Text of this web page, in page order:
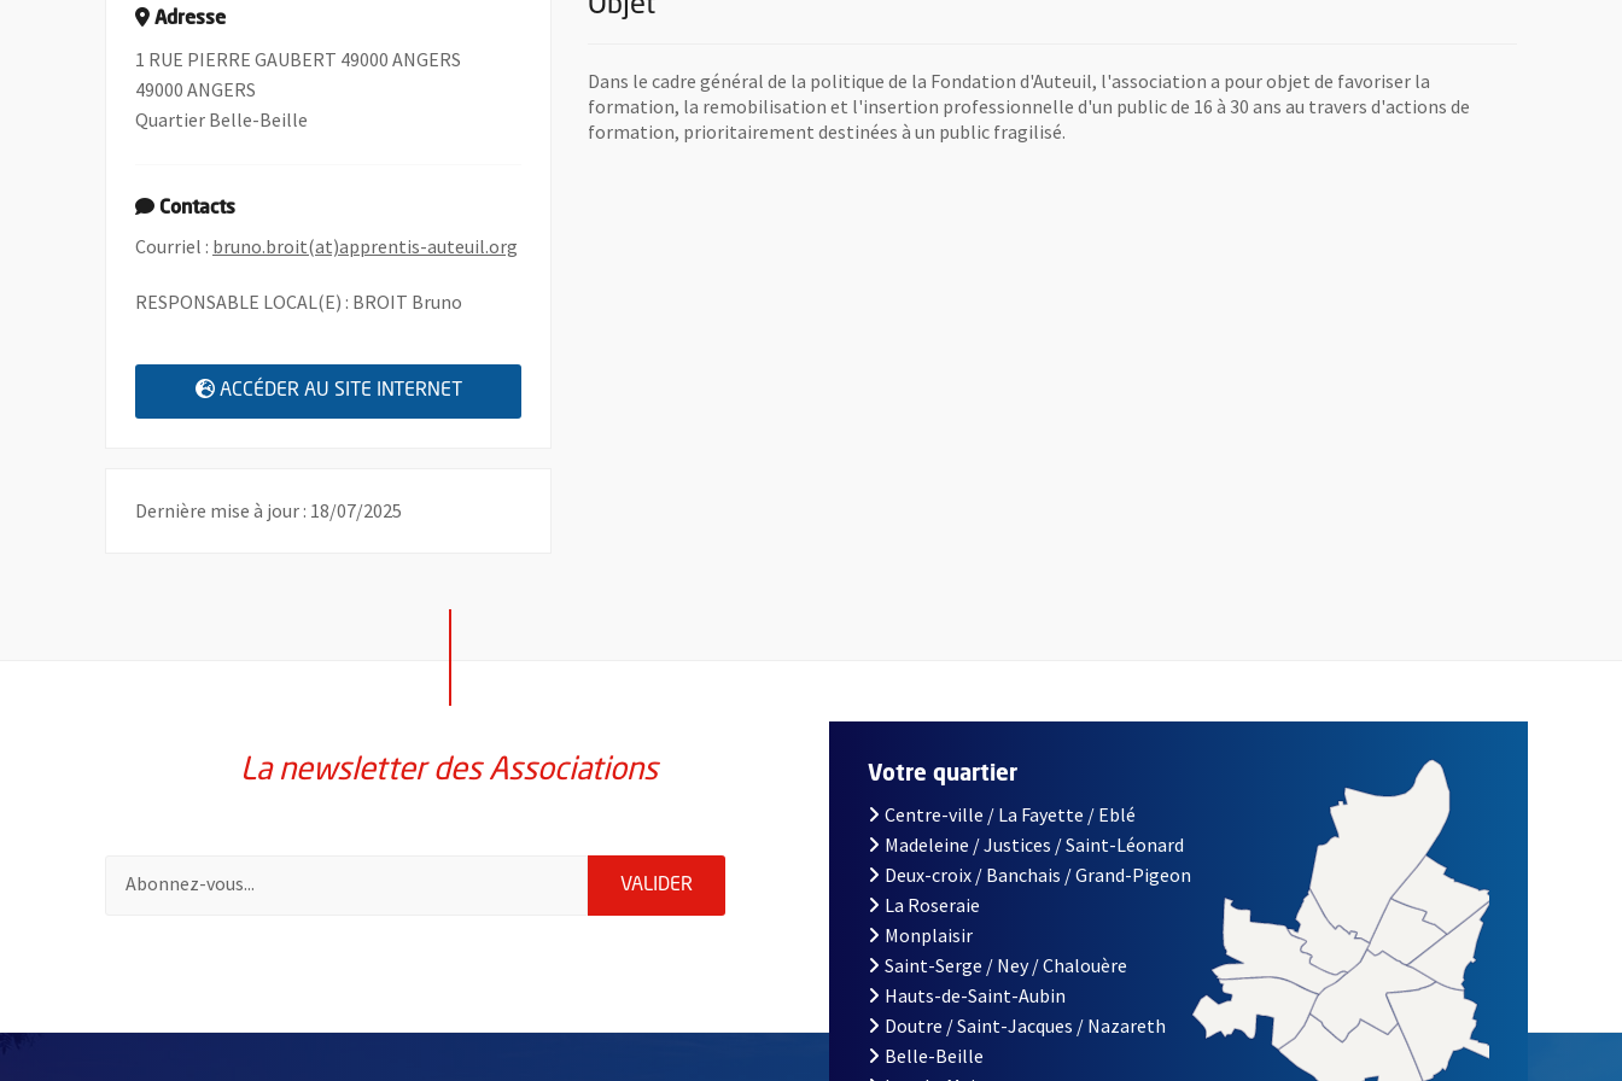
Objet
Dans le cadre général de la politique de la Fondation d'Auteuil, l'association a pour objet de favoriser la
formation, la remobilisation et l'insertion professionnelle d'un public de 16 à 30 ans au travers d'actions de
formation, prioritairement destinées à un public fragilisé.
Adresse
1 RUE PIERRE GAUBERT 49000 ANGERS
49000 ANGERS
Quartier Belle-Beille
Contacts
Courriel : bruno.broit(at)apprentis-auteuil.org
RESPONSABLE LOCAL(E) : BROIT Bruno
ACCÉDER AU SITE INTERNET , OUVRE UNE NOUVELLE FENÊTRE
Dernière mise à jour : 18/07/2025
La newsletter des Associations
Pour vous inscrire à la lettre d'information des associations de la ville d'Angers, indiquez votre email (champ obligatoire)
VALIDER ENVOYER MA DEMANDE D'INSCRIPTION À LA LETTRE D'INFORMATION DES ASSOCIATIONS DE LA VILLE
Votre quartier
Centre-ville / La Fayette / Eblé
Madeleine / Justices / Saint-Léonard
Deux-croix / Banchais / Grand-Pigeon
La Roseraie
Monplaisir
Saint-Serge / Ney / Chalouère
Hauts-de-Saint-Aubin
Doutre / Saint-Jacques / Nazareth
Belle-Beille